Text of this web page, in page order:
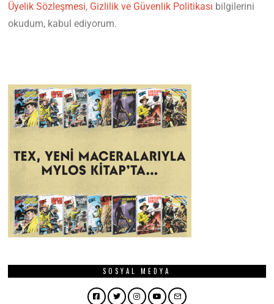
Üyelik Sözleşmesi, Gizlilik ve Güvenlik Politikası bilgilerini
okudum, kabul ediyorum.
SOSYAL MEDYA
Facebook
TwitterInstagram
YouTubeEmail